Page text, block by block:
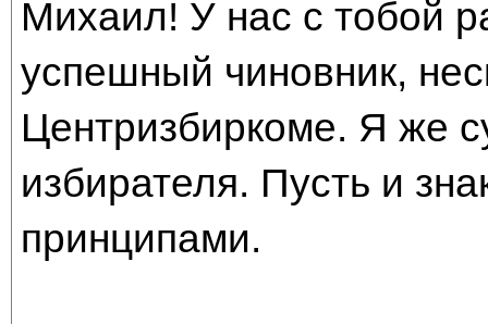
Михаил! У нас с тобой
успешный чиновник,
Центризбиркоме. Я же
избирателя. Пусть и
принципами.